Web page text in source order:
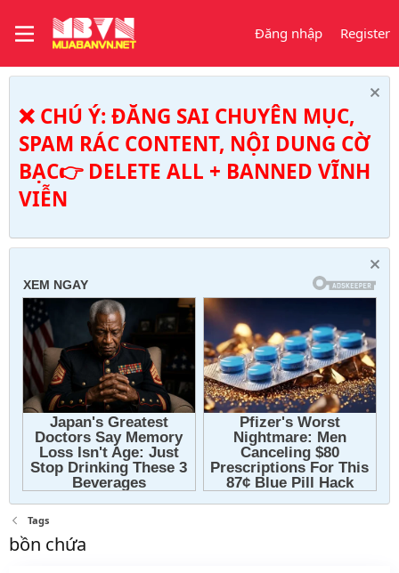
Đăng nhập Register
❌ CHÚ Ý: ĐĂNG SAI CHUYÊN MỤC,
SPAM RÁC CONTENT, NỘI DUNG CỜ
BẠC👉 DELETE ALL + BANNED VĨNH
VIỄN
Tags
bồn chứa